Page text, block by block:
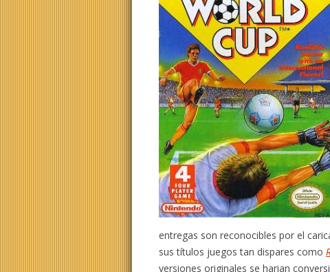
entregas son reconocibles por el
sus títulos juegos tan dispares como
versiones originales se harian